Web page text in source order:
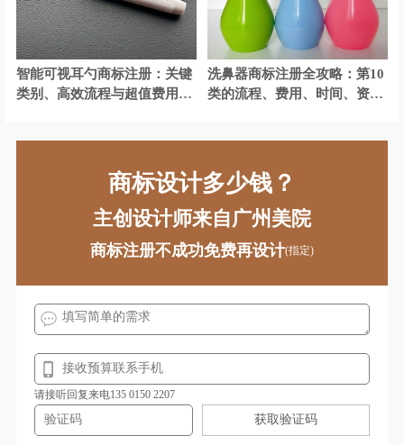
智能可视耳勺商标注册：关键
类别、高效流程与超值费用全
洗鼻器商标注册全攻略：第10
类的流程、费用、时间、资料
商标设计多少钱？
主创设计师来自广州美院
商标注册不成功免费再设计(指定)
请接听回复来电135 0150 2207
获取验证码